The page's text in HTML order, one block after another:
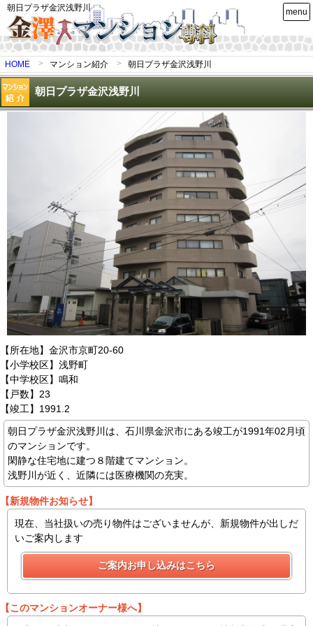
朝日プラザ金沢浅野川
HOME マンション紹介 朝日プラザ金沢浅野川
朝日プラザ金沢浅野川
【所在地】金沢市京町20-60
【小学校区】浅野町
【中学校区】鳴和
【戸数】23
【竣工】1991.2
朝日プラザ金沢浅野川は、石川県金沢市にある竣工が1991年02月頃
のマンションです。
閑静な住宅地に建つ８階建てマンション。
浅野川が近く、近隣には医療機関の充実。
【新規物件お知らせ】
現在、当社扱いの売り物件はございませんが、新規物件が出しだ
いご案内します
【このマンションオーナー様へ】
menu